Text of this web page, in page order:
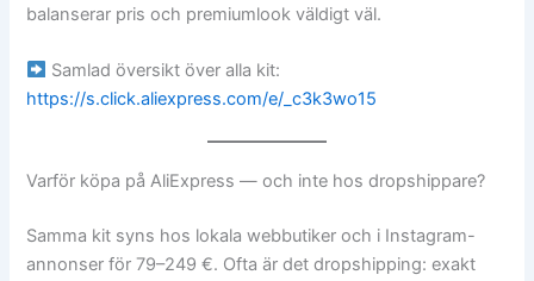
balanserar pris och premiumlook väldigt väl.
Samlad översikt över alla kit:
https://s.click.aliexpress.com/e/_c3k3wo15
Varför köpa på AliExpress — och inte hos dropshippare?
Samma kit syns hos lokala webbutiker och i Instagram-
annonser för 79–249 €. Ofta är det dropshipping: exakt